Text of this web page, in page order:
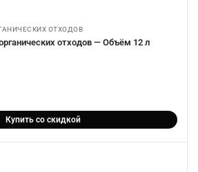
ОТХОДОВ
отходов — Объём 12 л
Купить со скидкой